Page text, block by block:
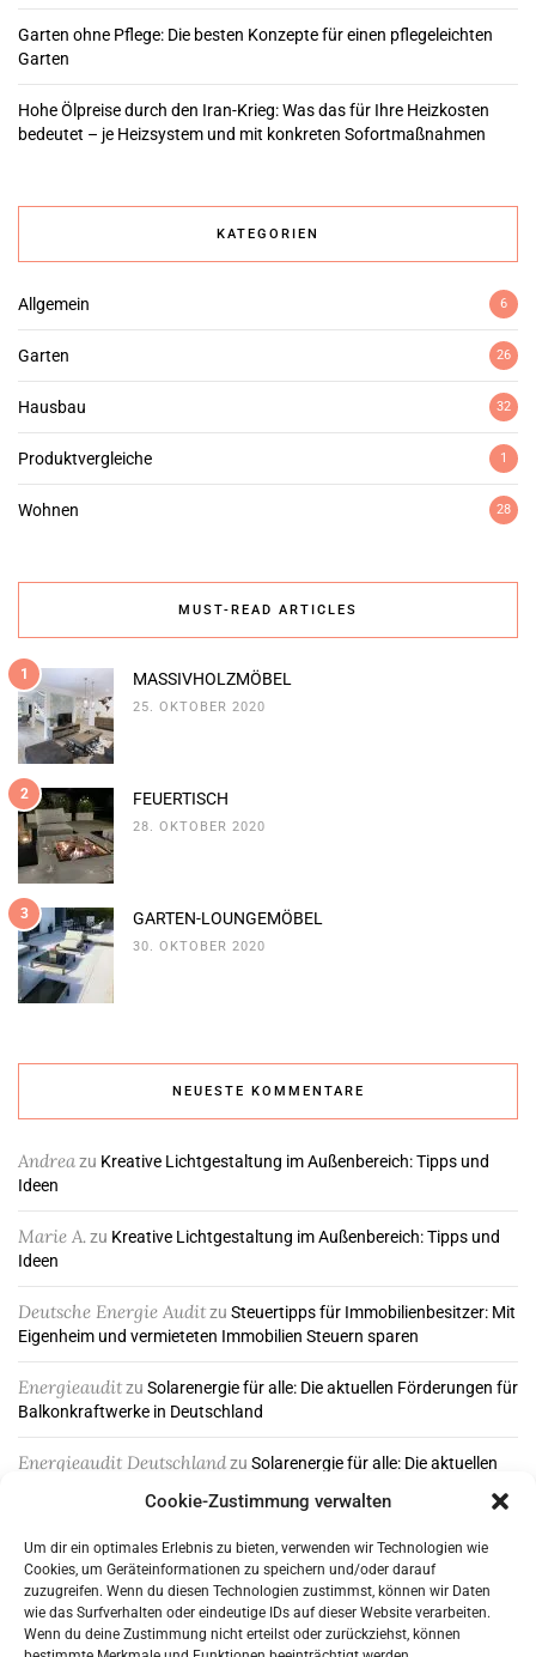
Cookie-Zustimmung verwalten
Um dir ein optimales Erlebnis zu bieten, verwenden wir Technologien wie
Cookies, um Geräteinformationen zu speichern und/oder darauf
zuzugreifen. Wenn du diesen Technologien zustimmst, können wir Daten
wie das Surfverhalten oder eindeutige IDs auf dieser Website verarbeiten.
Wenn du deine Zustimmung nicht erteilst oder zurückziehst, können
Garten ohne Pflege: Die besten Konzepte für einen pflegeleichten
Garten
Hohe Ölpreise durch den Iran-Krieg: Was das für Ihre Heizkosten
bedeutet – je Heizsystem und mit konkreten Sofortmaßnahmen
KATEGORIEN
Allgemein 6
Garten 26
Hausbau 32
Produktvergleiche 1
Wohnen 28
MUST-READ ARTICLES
1 MASSIVHOLZMÖBEL
25. OKTOBER 2020
2 FEUERTISCH
28. OKTOBER 2020
3 GARTEN-LOUNGEMÖBEL
30. OKTOBER 2020
NEUESTE KOMMENTARE
Andreazu Kreative Lichtgestaltung im Außenbereich: Tipps und
Ideen
Marie A.zu Kreative Lichtgestaltung im Außenbereich: Tipps und
Ideen
Deutsche Energie Auditzu Steuertipps für Immobilienbesitzer: Mit
Eigenheim und vermieteten Immobilien Steuern sparen
Energieauditzu Solarenergie für alle: Die aktuellen Förderungen für
Balkonkraftwerke in Deutschland
Energieaudit Deutschlandzu Solarenergie für alle: Die aktuellen
ABONNIEREN & FOLGEN